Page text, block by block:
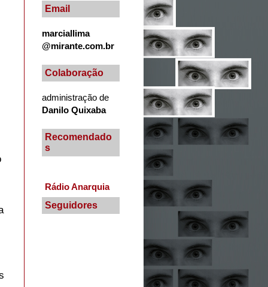
Email
marciallima
@mirante.com.br
Colaboração
administração de
Danilo Quixaba
Recomendado
s
Rádio Anarquia
Seguidores